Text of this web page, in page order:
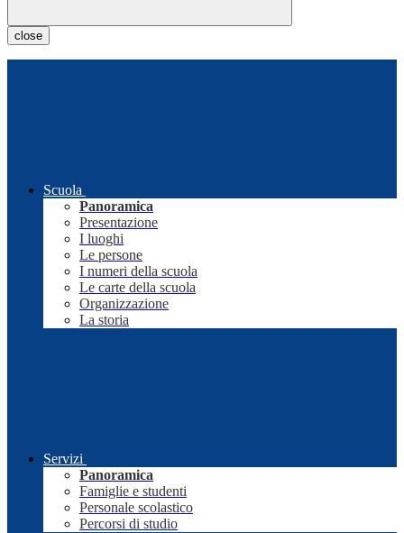
close
Scuola
Panoramica
Presentazione
I luoghi
Le persone
I numeri della scuola
Le carte della scuola
Organizzazione
La storia
Servizi
Panoramica
Famiglie e studenti
Personale scolastico
Percorsi di studio